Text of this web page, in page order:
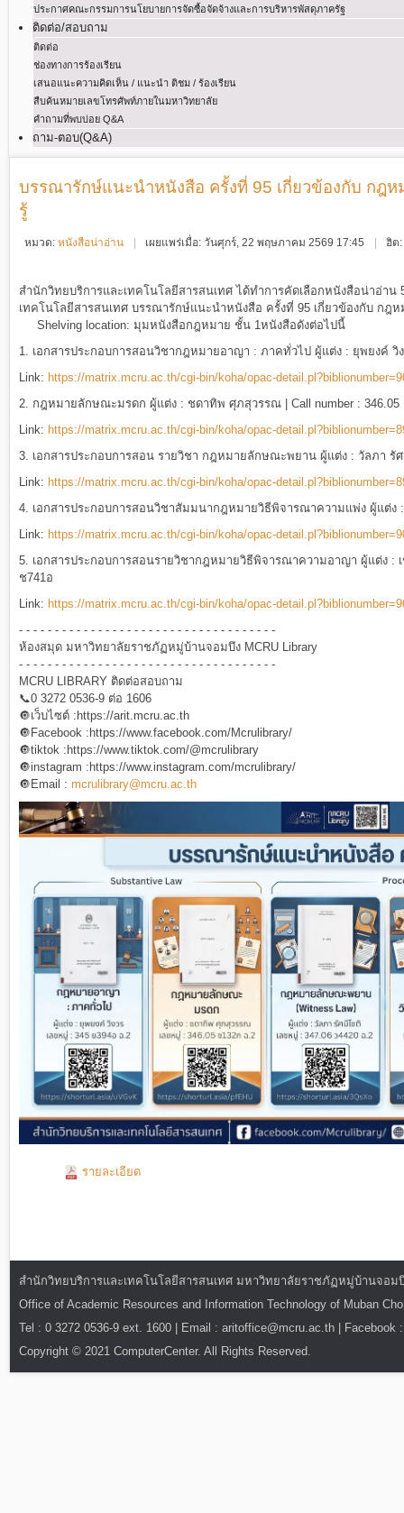
ประกาศคณะกรรมการนโยบายการจัดซื้อจัดจ้างและการบริหารพัสดุภาครัฐ
ติดต่อ/สอบถาม
ติดต่อ
ช่องทางการร้องเรียน
เสนอแนะความคิดเห็น / แนะนำ ติชม / ร้องเรียน
สืบค้นหมายเลขโทรศัพท์ภายในมหาวิทยาลัย
คำถามที่พบบ่อย Q&A
ถาม-ตอบ(Q&A)
บรรณารักษ์แนะนำหนังสือ ครั้งที่ 95 เกี่ยวข้องกับ กฎ
รู้
หมวด: หนังสือน่าอ่าน เผยแพร่เมื่อ: วันศุกร์, 22 พฤษภาคม 2569 17:45 ฮิต
สำนักวิทยบริการและเทคโนโลยีสารสนเทศ ได้ทำการคัดเลือกหนังสือน่าอ่าน
เทคโนโลยีสารสนเทศ บรรณารักษ์แนะนำหนังสือ ครั้งที่ 95 เกี่ยวข้องกับ ก
Shelving location: มุมหนังสือกฎหมาย ชั้น 1หนังสือดังต่อไปนี้
1. เอกสารประกอบการสอนวิชากฎหมายอาญา : ภาคทั่วไป ผู้แต่ง : ยุพยงค์ วิ
Link: https://matrix.mcru.ac.th/cgi-bin/koha/opac-
2. กฎหมายลักษณะมรดก ผู้แต่ง : ชดาทิพ ศุภสุวรรณ | Call number : 346.05
Link: https://matrix.mcru.ac.th/cgi-bin/koha/opac-
3. เอกสารประกอบการสอน รายวิชา กฎหมายลักษณะพยาน ผู้แต่ง : วัลภา รั
Link: https://matrix.mcru.ac.th/cgi-bin/koha/opac-
4. เอกสารประกอบการสอนวิชาสัมมนากฎหมายวิธีพิจารณาความแพ่ง ผู้แต่ง
Link: https://matrix.mcru.ac.th/cgi-bin/koha/opac-
5. เอกสารประกอบการสอนรายวิชากฎหมายวิธีพิจารณาความอาญา ผู้แต่ง :
ช741อ
Link: https://matrix.mcru.ac.th/cgi-bin/koha/opac-
- - - - - - - - - - - - - - - - - - - - - - - - - - - - - - - - - - - -
ห้องสมุด มหาวิทยาลัยราชภัฏหมู่บ้านจอมบึง MCRU Library
- - - - - - - - - - - - - - - - - - - - - - - - - - - - - - - - - - - -
MCRU LIBRARY ติดต่อสอบถาม
📞0 3272 0536-9 ต่อ 1606
🔘เว็บไซต์ :https://arit.mcru.ac.th
🔘Facebook :https://www.facebook.com/Mcrulibrary/
🔘tiktok :https://www.tiktok.com/@mcrulibrary
🔘instagram :https://www.instagram.com/mcrulibrary/
🔘Email : mcrulibrary@mcru.ac.th
รายละเอียด
สำนักวิทยบริการและเทคโนโลยีสารสนเทศ มหาวิทยาลัยราชภัฏหมู่บ้านจอ
Office of Academic Resources and Information Technology of Muban
Tel : 0 3272 0536-9 ext. 1600 | Email : aritoffice@mcru.ac.th | Facebook
Copyright © 2021 ComputerCenter. All Rights Reserved.